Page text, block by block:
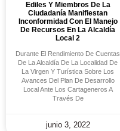
Ediles Y Miembros De La
Ciudadanía Manifiestan
Inconformidad Con El Manejo
De Recursos En La Alcaldía
Local 2
Durante El Rendimiento De Cuentas
De La Alcaldía De La Localidad De
La Virgen Y Turística Sobre Los
Avances Del Plan De Desarrollo
Local Ante Los Cartageneros A
Través De
junio 3, 2022